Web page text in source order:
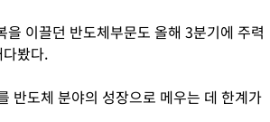
이끌던 반도체부문도 올해 3분기에 주력
봤다.
반도체 분야의 성장으로 메우는 데 한계가